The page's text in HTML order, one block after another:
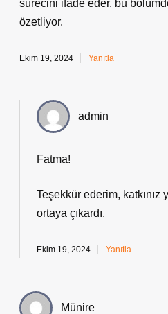
sürecini ifade eder. bu
özetliyor.
Ekim 19, 2024 Yanıtla
admin
Fatma!
Teşekkür ederim, katkınız
ortaya çıkardı.
Ekim 19, 2024 Yanıtla
Münire